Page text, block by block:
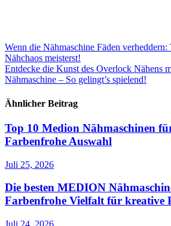
Beitragsnavigation
Wenn die Nähmaschine Fäden
Nähchaos meisterst!
Entdecke die Kunst des Overlock Nähens
Nähmaschine – So gelingt’s spielend!
Ähnlicher Beitrag
Top 10 Medion Nähmaschinen
Farbenfrohe Auswahl
Juli 25, 2026
Die besten MEDION
Farbenfrohe Vielfalt für kreative
Juli 24, 2026